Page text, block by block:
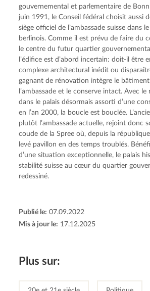
gouvernemental et parlementaire de
juin 1991, le Conseil fédéral choisit aussi
siège officiel de l’ambassade suisse dans
berlinois. Comme il est prévu de faire du
le centre du futur quartier
l’édifice est d’abord incertain: doit-il être
complexe architectural inédit ou
gagnant de rénovation intègre le
l’ambassade et le conserve intact. Avec
dans le palais désormais assorti d’une
en l’an 2000, la boucle est bouclée.
plutôt l’ambassade actuelle, rejoint donc
coude de la Spree où, depuis la
levé pavillon en des temps troublés.
d’une situation exceptionnelle, le palais
stabilité suisse au cœur du quartier
redessiné.
Publié le: 07.09.2022
Mis à jour le: 17.12.2025
Plus sur: